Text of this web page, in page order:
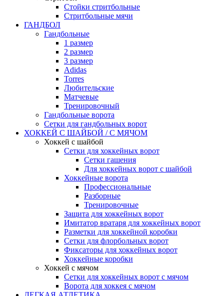
Стойки стритбольные
Стритбольные мячи
ГАНДБОЛ
Гандбольные
1 размер
2 размер
3 размер
Adidas
Torres
Любительские
Матчевые
Тренировочный
Гандбольные ворота
Сетки для гандбольных ворот
ХОККЕЙ С ШАЙБОЙ / С МЯЧОМ
Хоккей с шайбой
Сетки для хоккейных ворот
Сетки гашения
Для хоккейных ворот с шайбой
Хоккейные ворота
Профессиональные
Разборные
Тренировочные
Защита для хоккейных ворот
Имитатор вратаря для хоккейных ворот
Разметки для хоккейной коробки
Сетки для флорбольных ворот
Фиксаторы для хоккейных ворот
Хоккейные коробки
Хоккей с мячом
Сетки для хоккейных ворот с мячом
Ворота для хоккея с мячом